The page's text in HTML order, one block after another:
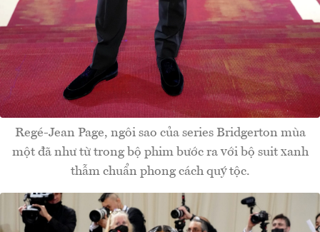
Regé-Jean Page, ngôi sao của series Bridgerton mùa
một đã như từ trong bộ phim bước ra với bộ suit xanh
thẫm chuẩn phong cách quý tộc.